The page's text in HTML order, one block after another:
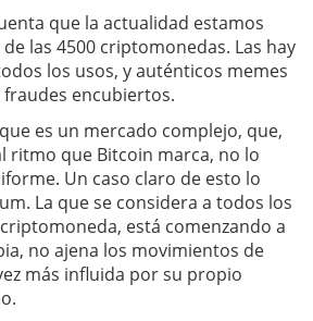
que la actualidad estamos
las 4500 criptomonedas. Las hay
los usos, y auténticos memes
encubiertos.
es un mercado complejo, que,
ritmo que Bitcoin marca, no lo
Un caso claro de esto lo
La que se considera a todos los
está comenzando a
no ajena los movimientos de
más influida por su propio